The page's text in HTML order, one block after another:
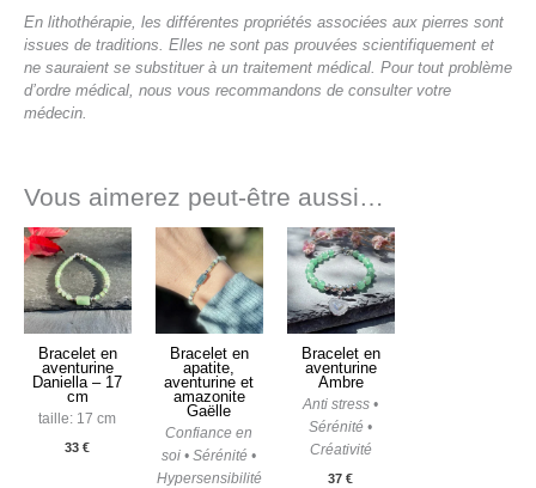
En lithothérapie, les différentes propriétés associées aux pierres sont
issues de traditions. Elles ne sont pas prouvées scientifiquement et
ne sauraient se substituer à un traitement médical. Pour tout problème
d’ordre médical, nous vous recommandons de consulter votre
médecin.
Vous aimerez peut-être aussi…
Bracelet en
aventurine
Daniella – 17
cm
taille: 17 cm
33€
Bracelet en
apatite,
aventurine et
amazonite
Gaëlle
Confiance en
soi • Sérénité •
Hypersensibilité
Bracelet en
aventurine
Ambre
Anti stress •
Sérénité •
Créativité
37€